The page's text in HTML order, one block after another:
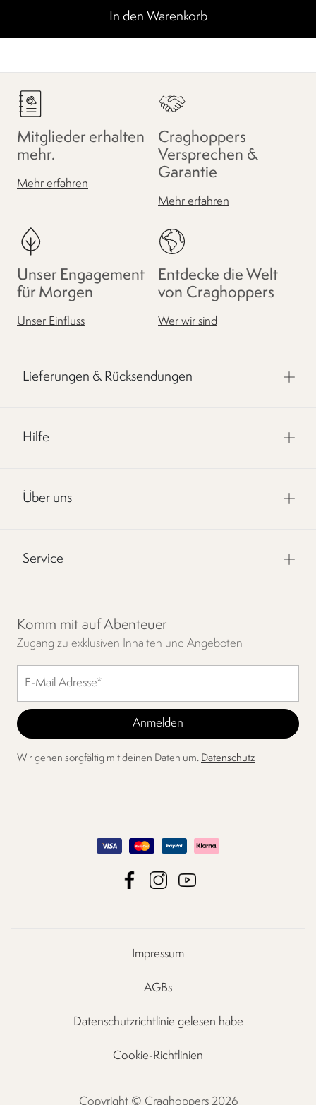
In den Warenkorb
Mitglieder erhalten
mehr.
Mehr erfahren
Craghoppers
Versprechen &
Garantie
Mehr erfahren
Unser Engagement
für Morgen
Unser Einfluss
Entdecke die Welt
von Craghoppers
Wer wir sind
Lieferungen & Rücksendungen
Hilfe
Über uns
Service
Komm mit auf Abenteuer
Zugang zu exklusiven Inhalten und Angeboten
Wir gehen sorgfältig mit deinen Daten um. Datenschutz
Impressum
AGBs
Datenschutzrichtlinie gelesen habe
Cookie-Richtlinien
Copyright © Craghoppers 2026